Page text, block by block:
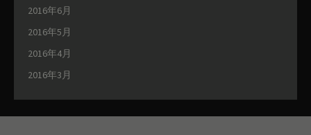
2016年6月
2016年5月
2016年4月
2016年3月